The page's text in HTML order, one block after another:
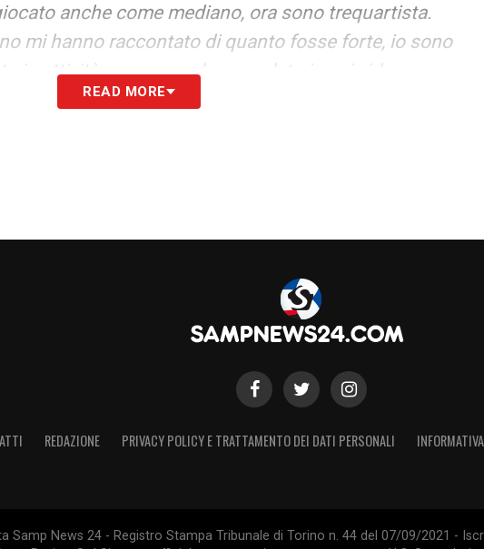
anche come mediano, ora sono trequartista.
mi hanno raccontato di quanto fosse forte, io sono
in attività ma spesso ho guardato i suoi video su
grande corsa, grande tecnica e tantissima voglia di
piccolo infortunio a inizio stagione, ma ora sto
sono tante differenze fra gli allenatori e i giocatori italiani
professionalità e tecnica. Il prossimo anno –
parte della formazione Primavera».
READ MORE
REDAZIONE PRIVACY POLICY E TRATTAMENTO DEI DATI PERSONALI
Samp News 24 - Registro Stampa Tribunale di Torino n. 44 del 07/09/2021 -